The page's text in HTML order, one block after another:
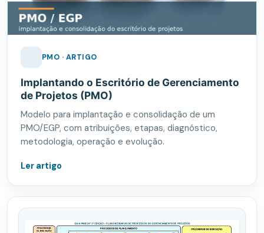
PMO · ARTIGO
Implantando o Escritório de Gerenciamento
de Projetos (PMO)
Modelo para implantação e consolidação de um
PMO/EGP, com atribuições, etapas, diagnóstico,
metodologia, operação e evolução.
Ler artigo